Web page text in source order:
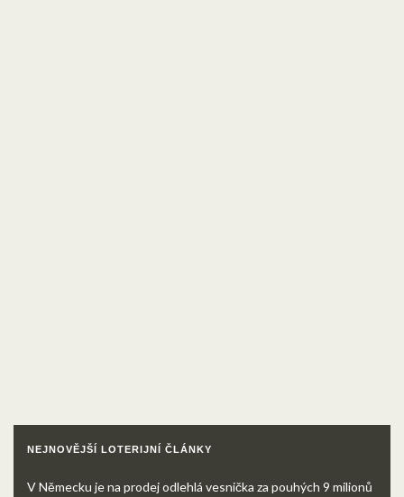
NEJNOVĚJŠÍ LOTERIJNÍ ČLÁNKY
V Německu je na prodej odlehlá vesnička za pouhých 9 milionů